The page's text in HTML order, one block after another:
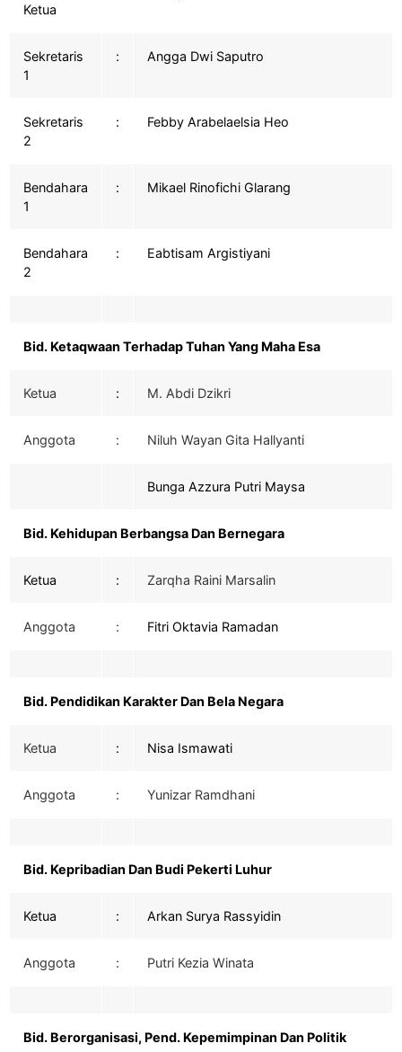
Ketua
Sekretaris
1
: Angga Dwi Saputro
Sekretaris
2
: Febby Arabelaelsia Heo
Bendahara
1
: Mikael Rinofichi Glarang
Bendahara
2
: Eabtisam Argistiyani
Bid. Ketaqwaan Terhadap Tuhan Yang Maha Esa
Ketua : M. Abdi Dzikri
Anggota : Niluh Wayan Gita Hallyanti
Bunga Azzura Putri Maysa
Bid. Kehidupan Berbangsa Dan Bernegara
Ketua : Zarqha Raini Marsalin
Anggota : Fitri Oktavia Ramadan
Bid. Pendidikan Karakter Dan Bela Negara
Ketua : Nisa Ismawati
Anggota : Yunizar Ramdhani
Bid. Kepribadian Dan Budi Pekerti Luhur
Ketua : Arkan Surya Rassyidin
Anggota : Putri Kezia Winata
Bid. Berorganisasi, Pend. Kepemimpinan Dan Politik